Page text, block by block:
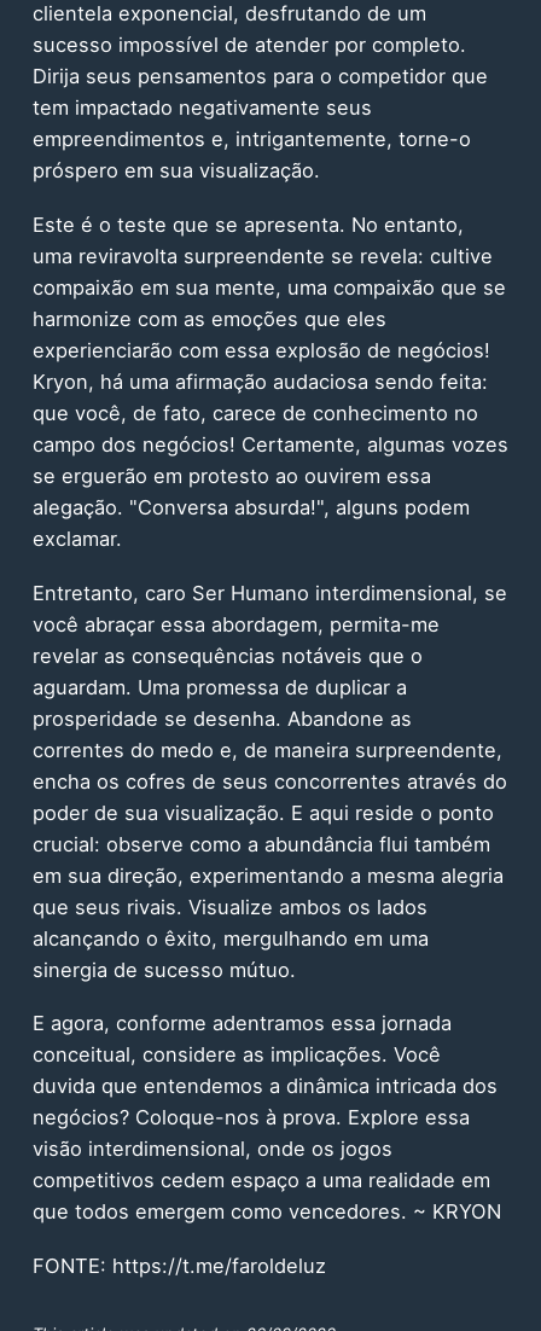
clientela exponencial, desfrutando de um
sucesso impossível de atender por completo.
Dirija seus pensamentos para o competidor que
tem impactado negativamente seus
empreendimentos e, intrigantemente, torne-o
próspero em sua visualização.
Este é o teste que se apresenta. No entanto,
uma reviravolta surpreendente se revela: cultive
compaixão em sua mente, uma compaixão que se
harmonize com as emoções que eles
experienciarão com essa explosão de negócios!
Kryon, há uma afirmação audaciosa sendo feita:
que você, de fato, carece de conhecimento no
campo dos negócios! Certamente, algumas vozes
se erguerão em protesto ao ouvirem essa
alegação. "Conversa absurda!", alguns podem
exclamar.
Entretanto, caro Ser Humano interdimensional, se
você abraçar essa abordagem, permita-me
revelar as consequências notáveis que o
aguardam. Uma promessa de duplicar a
prosperidade se desenha. Abandone as
correntes do medo e, de maneira surpreendente,
encha os cofres de seus concorrentes através do
poder de sua visualização. E aqui reside o ponto
crucial: observe como a abundância flui também
em sua direção, experimentando a mesma alegria
que seus rivais. Visualize ambos os lados
alcançando o êxito, mergulhando em uma
sinergia de sucesso mútuo.
E agora, conforme adentramos essa jornada
conceitual, considere as implicações. Você
duvida que entendemos a dinâmica intricada dos
negócios? Coloque-nos à prova. Explore essa
visão interdimensional, onde os jogos
competitivos cedem espaço a uma realidade em
que todos emergem como vencedores. ~ KRYON
FONTE: https://t.me/faroldeluz